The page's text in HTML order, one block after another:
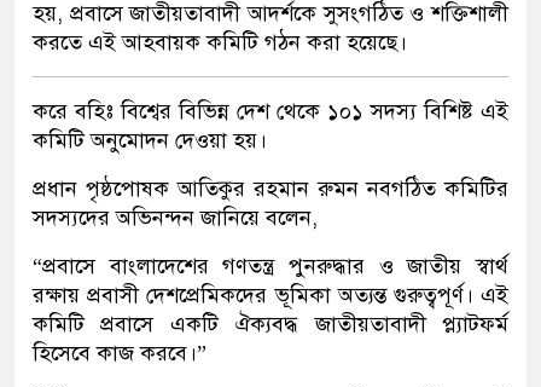
হয়, প্রবাসে জাতীয়তাবাদী আদর্শকে সুসংগঠিত ও শক্তিশালী
করতে এই আহবায়ক কমিটি গঠন করা হয়েছে।
করে বহিঃ বিশ্বের বিভিন্ন দেশ থেকে ১০১ সদস্য বিশিষ্ট এই
কমিটি অনুমোদন দেওয়া হয়।
প্রধান পৃষ্ঠপোষক আতিকুর রহমান রুমন নবগঠিত কমিটির
সদস্যদের অভিনন্দন জানিয়ে বলেন,
“প্রবাসে বাংলাদেশের গণতন্ত্র পুনরুদ্ধার ও জাতীয় স্বার্থ
রক্ষায় প্রবাসী দেশপ্রেমিকদের ভূমিকা অত্যন্ত গুরুত্বপূর্ণ। এই
কমিটি প্রবাসে একটি ঐক্যবদ্ধ জাতীয়তাবাদী প্ল্যাটফর্ম
হিসেবে কাজ করবে।”